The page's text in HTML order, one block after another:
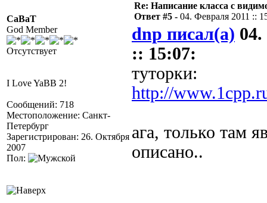
CaBaT
God Member
Отсутствует
I Love YaBB 2!
Сообщений: 718
Местоположение: Санкт-
Петербург
Зарегистрирован: 26. Октября
2007
Пол:
Re: Написание класса с
Ответ #5 - 04. Февраля 2011 ::
dnp писал(а)
:: 15:07:
туторки:
http://
ага, только там
описано..